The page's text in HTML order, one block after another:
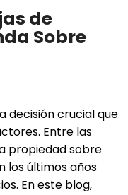
de
Sobre
decisión crucial que
Entre las
propiedad sobre
los últimos años
En este blog,